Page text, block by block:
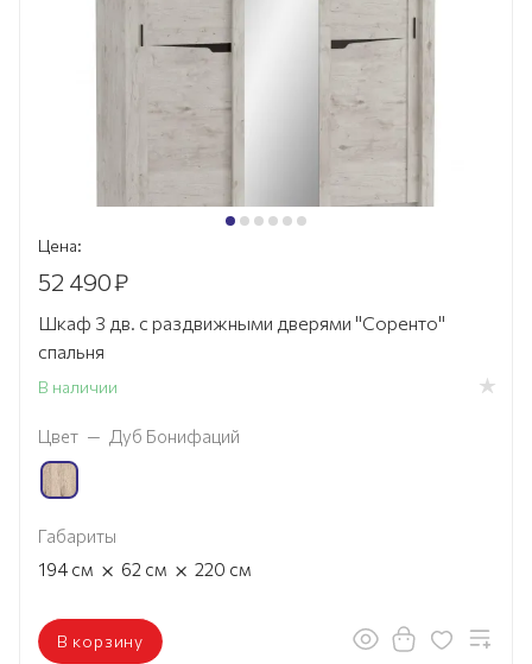
Цена:
52 490₽
Шкаф 3 дв. с раздвижными дверями "Соренто"
спальня
В наличии
Цвет — Дуб Бонифаций
Габариты
194 см × 62 см × 220 см
В корзину